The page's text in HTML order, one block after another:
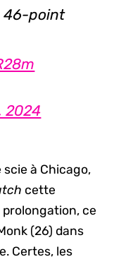
46-point
2024
à Chicago,
cette
ce
(26) dans
Certes, les